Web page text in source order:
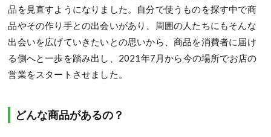
品を見直すようになりました。自分で使うものを探す中で商
品やその作り手との出会いがあり、周囲の人たちにもそんな
出会いを広げていきたいとの思いから、商品を消費者に届け
る側へと一歩を踏み出し、2021年7月から今の場所でお店の
営業をスタートさせました。
どんな商品があるの？